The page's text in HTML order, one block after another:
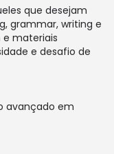
que desejam
grammar, writing e
e materiais
e desafio de
avançado em